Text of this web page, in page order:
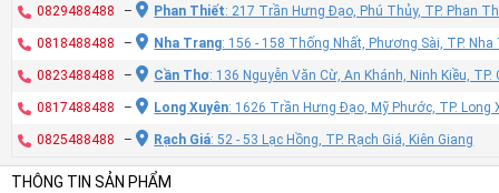
0829488488 – Phan Thiết: 217 Trần Hưng Đạo, Phú Thủy, TP. Phan
0818488488 – Nha Trang: 156 - 158 Thống Nhất, Phương Sài, TP.
0823488488 – Cần Thơ: 136 Nguyễn Văn Cừ, An Khánh, Ninh Kiều,
0817488488 – Long Xuyên: 1626 Trần Hưng Đạo, Mỹ Phước, TP. Long
0825488488 – Rạch Giá: 52 - 53 Lạc Hồng, TP. Rạch Giá, Kiên Giang
THÔNG TIN SẢN PHẨM